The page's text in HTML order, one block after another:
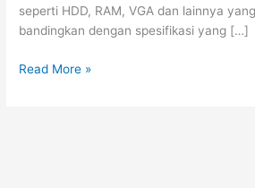
seperti HDD, RAM, VGA dan lainnya
bandingkan dengan spesifikasi yang […]
Read More »